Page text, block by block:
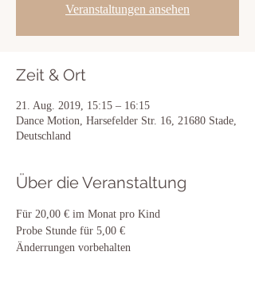
Veranstaltungen ansehen
Zeit & Ort
21. Aug. 2019, 15:15 – 16:15
Dance Motion, Harsefelder Str. 16, 21680 Stade,
Deutschland
Über die Veranstaltung
Für 20,00 € im Monat pro Kind
Probe Stunde für 5,00 €
Änderrungen vorbehalten